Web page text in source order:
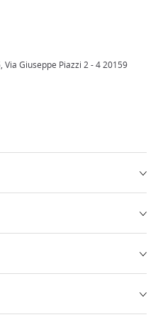
Via Giuseppe Piazzi 2 - 4 20159